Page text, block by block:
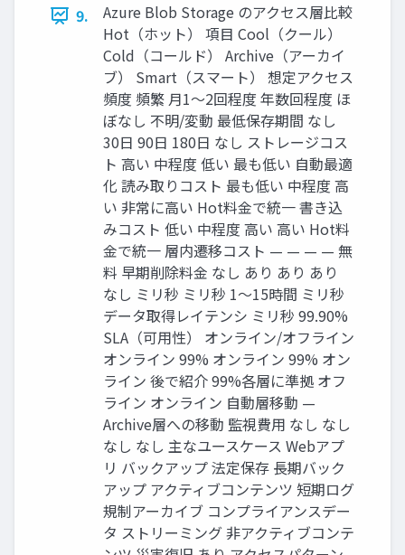
9.
Azure Blob Storage のアクセス層比較
Hot（ホット） 項目 Cool（クール）
Cold（コールド） Archive（アーカイ
ブ） Smart（スマート） 想定アクセス
頻度 頻繁 月1〜2回程度 年数回程度 ほ
ぼなし 不明/変動 最低保存期間 なし
30日 90日 180日 なし ストレージコス
ト 高い 中程度 低い 最も低い 自動最適
化 読み取りコスト 最も低い 中程度 高
い 非常に高い Hot料金で統一 書き込
みコスト 低い 中程度 高い 高い Hot料
金で統一 層内遷移コスト — — — — 無
料 早期削除料金 なし あり あり あり
なし ミリ秒 ミリ秒 1〜15時間 ミリ秒
データ取得レイテンシ ミリ秒 99.90%
SLA（可用性） オンライン/オフライン
オンライン 99% オンライン 99% オン
ライン 後で紹介 99%各層に準拠 オフ
ライン オンライン 自動層移動 —
Archive層への移動 監視費用 なし なし
なし なし 主なユースケース Webアプ
リ バックアップ 法定保存 長期バック
アップ アクティブコンテンツ 短期ログ
規制アーカイブ コンプライアンスデー
タ ストリーミング 非アクティブコンテ